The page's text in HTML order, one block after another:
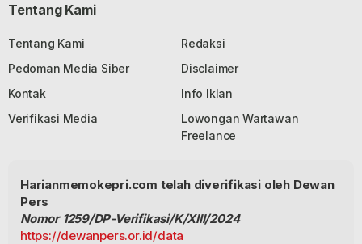
Tentang Kami
Tentang Kami
Redaksi
Pedoman Media Siber
Disclaimer
Kontak
Info Iklan
Verifikasi Media
Lowongan Wartawan
Freelance
Harianmemokepri.com telah diverifikasi oleh Dewan
Pers
Nomor 1259/DP-Verifikasi/K/XIII/2024
https://dewanpers.or.id/data